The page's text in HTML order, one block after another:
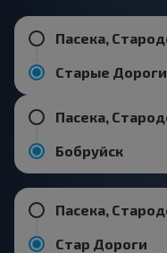
Старые Дороги
Бобруйск
Стар Дороги